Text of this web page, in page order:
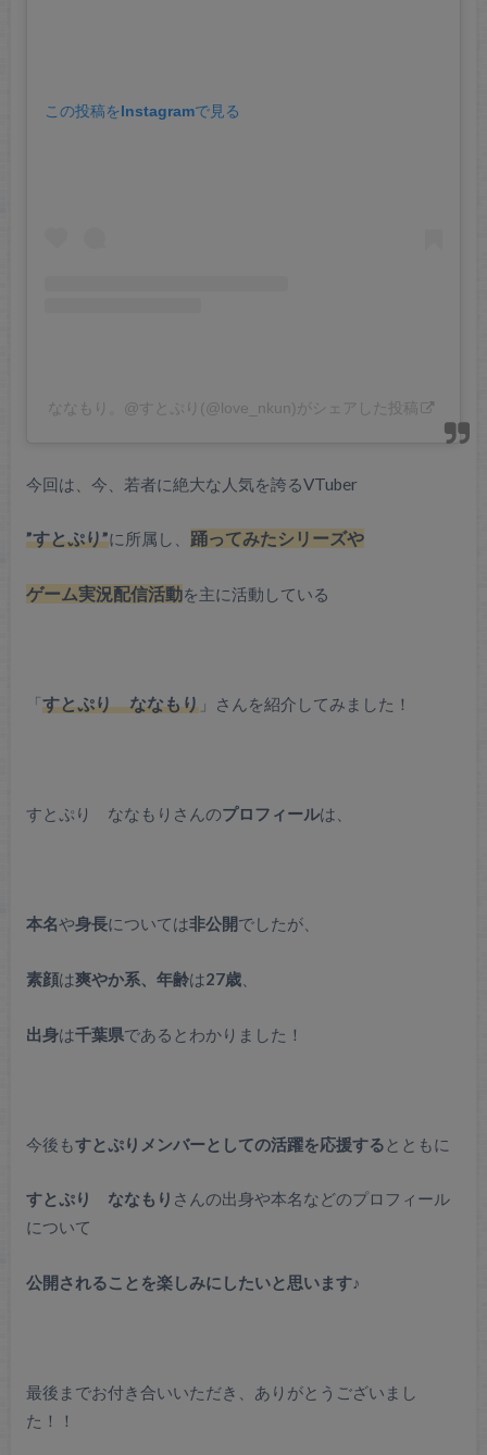
この投稿をInstagramで見る
ななもり。@すとぷり(@love_nkun)がシェアした投稿
今回は、 今、若者に絶大な人気を誇るVTuber
”すとぷり”に所属し、 踊ってみたシリーズや
ゲーム実況配信活動を主に活動している
「すとぷり ななもり」さんを紹介してみました！
すとぷり ななもりさんのプロフィールは、
本名や身長については非公開でしたが、
素顔は爽やか系、年齢は27歳、
出身は千葉県であるとわかりました！
今後もすとぷりメンバーとしての活躍を応援するとともに
すとぷり ななもり さんの出身や本名などのプロフィール
について
公開されることを楽しみにしたいと思います♪
最後までお付き合いいただき、ありがとうございまし
た！！